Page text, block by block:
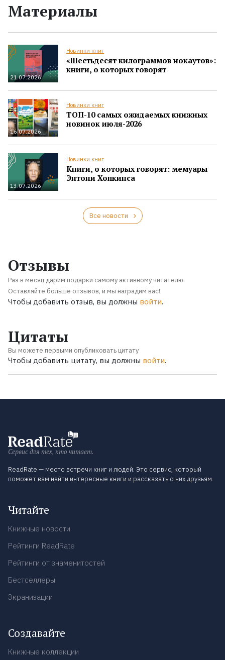
Материалы
21.07.2026
Новинки книг
«Шестьдесят килограммов нокаутов»:
книги, о которых говорят
16.07.2026
Новинки книг
ТОП-10 самых ожидаемых книжных
новинок июля-2026
13.07.2026
Новинки книг
Книги, о которых говорят: мемуары
Энтони Хопкинса
Все новости
Отзывы
Раз в месяц дарим подарки самому активному читателю.
Оставляйте больше отзывов, и мы наградим вас!
Чтобы добавить отзыв, вы должны войти.
Цитаты
Вы можете первыми опубликовать цитату
Чтобы добавить цитату, вы должны войти.
Сервис для тех, кто читает.
ReadRate — место встречи книг и людей. Это сервис, который
поможет вам найти интересные книги и рассказать о них друзьям.
Читайте
Книжные новости
Рейтинги ReadRate
Рейтинги от знаменитостей
Бестселлеры
Экранизации
Создавайте
Книжные коллекции